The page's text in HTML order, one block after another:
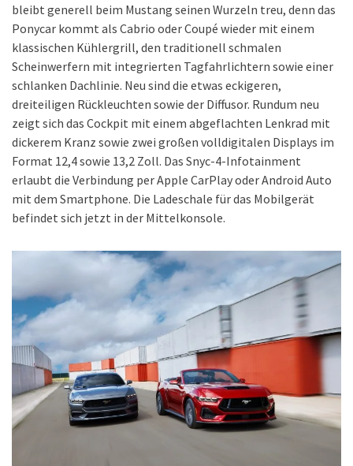
bleibt generell beim Mustang seinen Wurzeln treu, denn das
Ponycar kommt als Cabrio oder Coupé wieder mit einem
klassischen Kühlergrill, den traditionell schmalen
Scheinwerfern mit integrierten Tagfahrlichtern sowie einer
schlanken Dachlinie. Neu sind die etwas eckigeren,
dreiteiligen Rückleuchten sowie der Diffusor. Rundum neu
zeigt sich das Cockpit mit einem abgeflachten Lenkrad mit
dickerem Kranz sowie zwei großen volldigitalen Displays im
Format 12,4 sowie 13,2 Zoll. Das Snyc-4-Infotainment
erlaubt die Verbindung per Apple CarPlay oder Android Auto
mit dem Smartphone. Die Ladeschale für das Mobilgerät
befindet sich jetzt in der Mittelkonsole.